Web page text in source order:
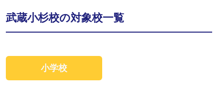
武蔵小杉校の対象校一覧
小学校